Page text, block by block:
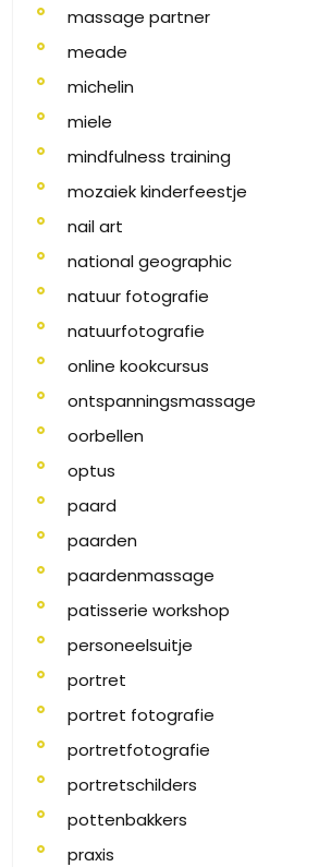
massage partner
meade
michelin
miele
mindfulness training
mozaiek kinderfeestje
nail art
national geographic
natuur fotografie
natuurfotografie
online kookcursus
ontspanningsmassage
oorbellen
optus
paard
paarden
paardenmassage
patisserie workshop
personeelsuitje
portret
portret fotografie
portretfotografie
portretschilders
pottenbakkers
praxis